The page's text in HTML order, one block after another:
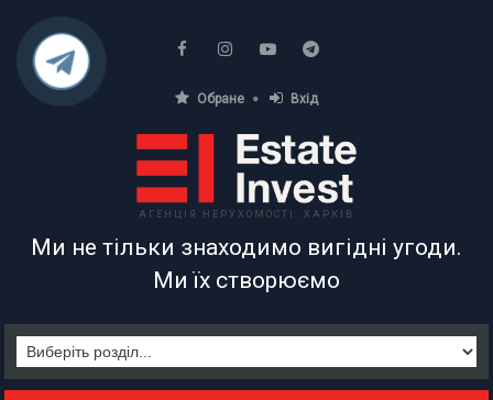
Обране Вхід
АГЕНЦІЯ НЕРУХОМОСТІ. ХАРКІВ
Ми не тільки знаходимо вигідні угоди.
Ми їх створюємо